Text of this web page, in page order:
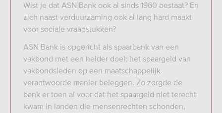
Wist je dat ASN Bank ook al sinds 1960 bestaat? En
zich naast verduurzaming ook al lang hard maakt
voor sociale vraagstukken?
ASN Bank is opgericht als spaarbank van een
vakbond met een helder doel: het spaargeld van
vakbondsleden op een maatschappelijk
verantwoorde manier beleggen. Zo zorgde de
bank er toen al voor dat het spaargeld niet terecht
kwam in landen die mensenrechten schonden,